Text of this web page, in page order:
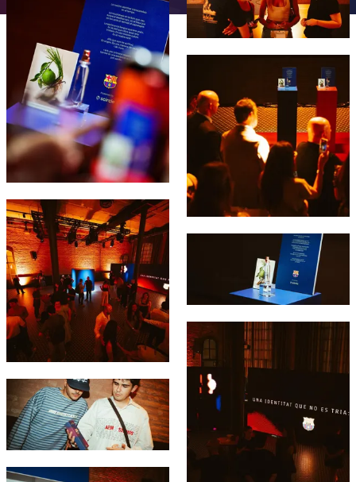
結果
順位表
スケジュール
チケット
結果
順位表
PLUSICON
LABEL.ARIA.PLUS
トップチーム
plusicon
label.aria.plus
スケジュール
チケット
結果
順位表
PLUSICON
LABEL.ARIA.PLUS
トップチーム
plusicon
label.aria.plus
スケジュール
チケット
結果
順位表
トップチーム
plusicon
label.aria.plus
スケジュール
チケット
結果
順位表
PLUSICON
LABEL.ARIA.PLUS
トップチーム
plusicon
label.aria.plus
スケジュール
チケット
結果
順位表
FC Barcelona club badge
FC Barcelona club badge
FC Barcelona club badge
FC Barcelona club badge
FC Barcelona club badge